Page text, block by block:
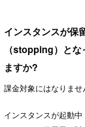
インスタンスが保
（stopping）と
ますか?
課金対象にはなりませ
インスタンスが起動中